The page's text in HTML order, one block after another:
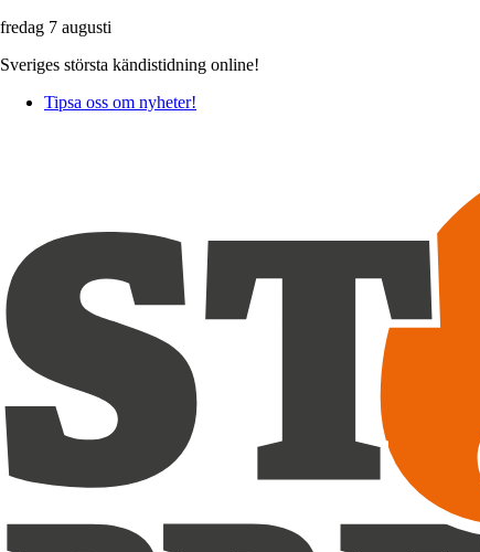
fredag 7 augusti
Sveriges största kändistidning online!
Tipsa oss om nyheter!